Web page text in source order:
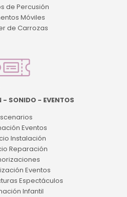
de Percusión
Móviles
de Carrozas
- SONIDO - EVENTOS
Eventos
Instalación
Reparación
Eventos
Espectáculos
Infantil